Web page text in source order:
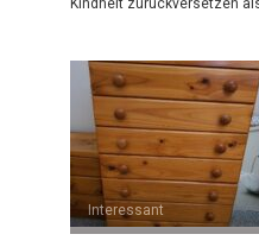
Interessant